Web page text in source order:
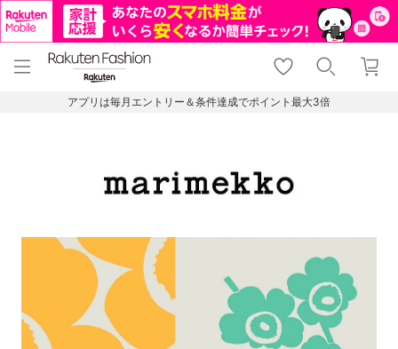
menu home
トップ
shopping_cart lock_outline
ログイン
アプリは毎月エントリー＆条件達成でポイント最大3倍